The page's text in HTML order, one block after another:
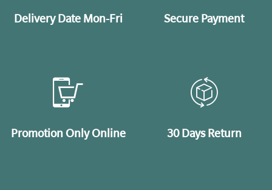
Delivery Date Mon-Fri Secure Payment
Promotion Only Online 30 Days Return